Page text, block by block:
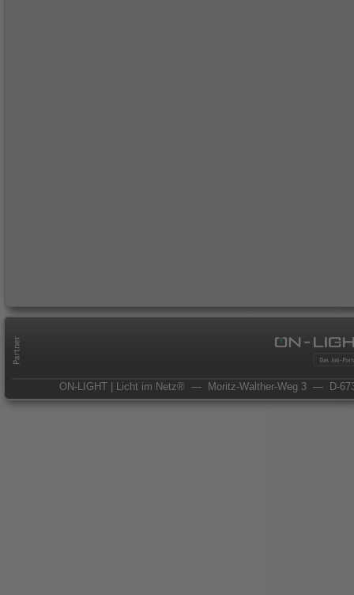
ON-LIGHT | Licht im Netz® — Moritz-Walther-Weg 3 — D-